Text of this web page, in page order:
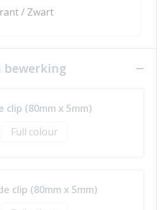
/ Zwart
bewerking
clip (80mm x 5mm)
Full colour
clip (80mm x 5mm)